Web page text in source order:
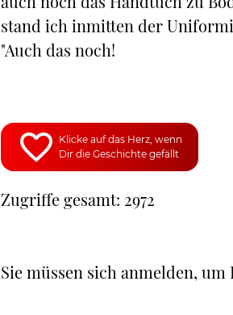
stand ich inmitten der
"Auch das noch!
Klicke auf das Herz, wenn
Dir die Geschichte gefällt
Zugriffe gesamt: 2972
Sie müssen sich anmelden,